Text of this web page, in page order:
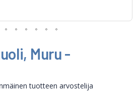
Muru -
tuotteen arvostelija